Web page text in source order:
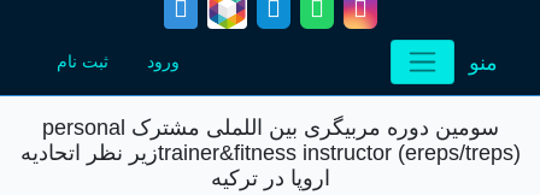
منو ورود ثبت نام
سومین دوره مربیگری بین اللملی مشترک personal
trainer&fitness instructor (ereps/treps)زیر نظر اتحادیه
اروپا در ترکیه